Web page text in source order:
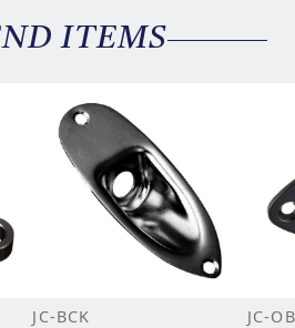
ITEMS
JC-BCK JC-OB